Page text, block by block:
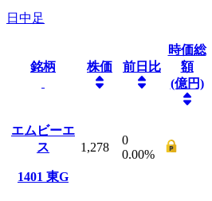
日中足
銘柄 株価 前日比
時価総
額
(億円)
エムビーエ
ス
1401 東G
1,278
0
0.00%